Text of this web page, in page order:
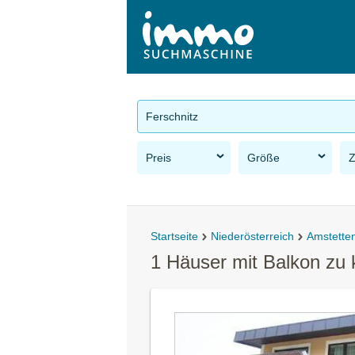
Ferschnitz
Preis Größe
Startseite Niederösterreich
1 Häuser mit Balkon zu